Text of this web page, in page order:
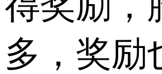
多，奖励